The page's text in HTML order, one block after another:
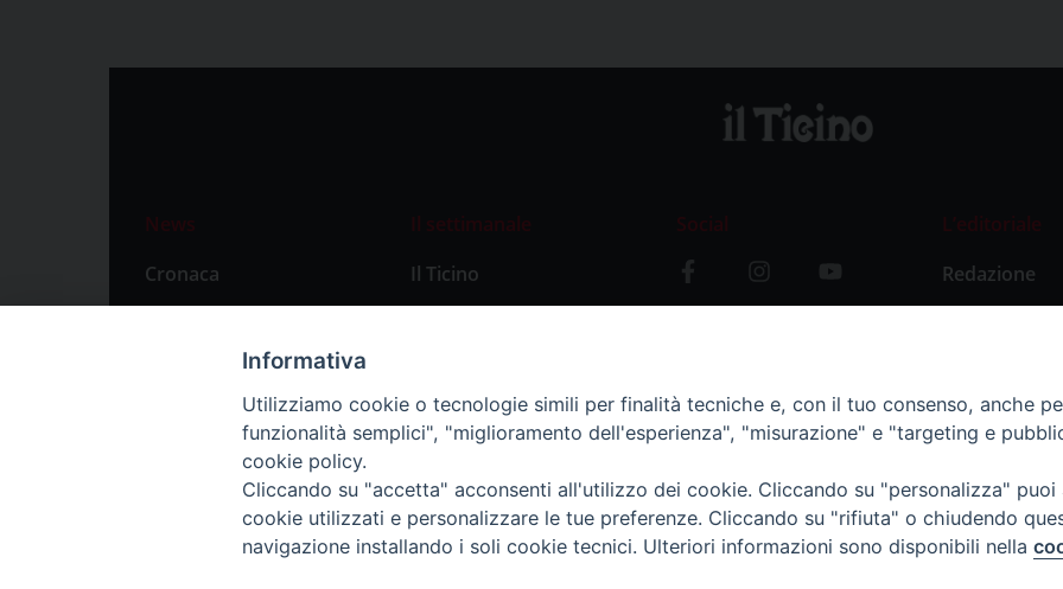
News
Cronaca
Attualità
Primo Piano
Il settimanale
Il Ticino
Abbonamenti
Social
L’editoriale
Redazione
Storia
Informativa
Utilizziamo cookie o tecnologie simili per finalità tecniche e, con il tuo consenso, anche
funzionalità semplici", "miglioramento dell'esperienza", "misurazione" e "targeting e
cookie policy.
Cliccando su "accetta" acconsenti all'utilizzo dei cookie. Cliccando su "personalizza"
cookie utilizzati e personalizzare le tue preferenze. Cliccando su "rifiuta" o chiudendo
navigazione installando i soli cookie tecnici. Ulteriori informazioni sono disponibili nella